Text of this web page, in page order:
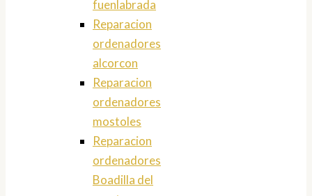
fuenlabrada
Reparacion
ordenadores
alcorcon
Reparacion
ordenadores
mostoles
Reparacion
ordenadores
Boadilla del